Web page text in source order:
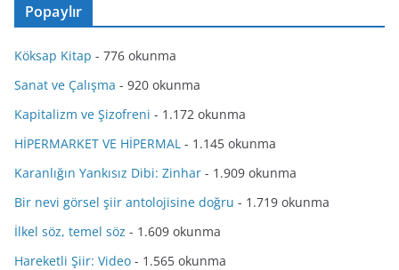
Popaylır
Köksap Kitap - 776 okunma
Sanat ve Çalışma - 920 okunma
Kapitalizm ve Şizofreni - 1.172 okunma
HİPERMARKET VE HİPERMAL - 1.145 okunma
Karanlığın Yankısız Dibi: Zinhar - 1.909 okunma
Bir nevi görsel şiir antolojisine doğru - 1.719 okunma
İlkel söz, temel söz - 1.609 okunma
Hareketli Şiir: Video - 1.565 okunma